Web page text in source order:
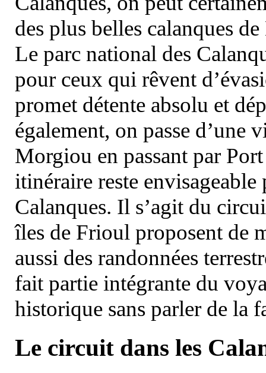
des plus belles calanques
Le parc national des
pour ceux qui rêvent
promet détente absolu et
également, on passe d’une
Morgiou en passant par
itinéraire reste
Calanques. Il s’agit du
îles de Frioul proposent de
aussi des randonnées
fait partie intégrante du
historique sans parler de la
Le circuit dans les